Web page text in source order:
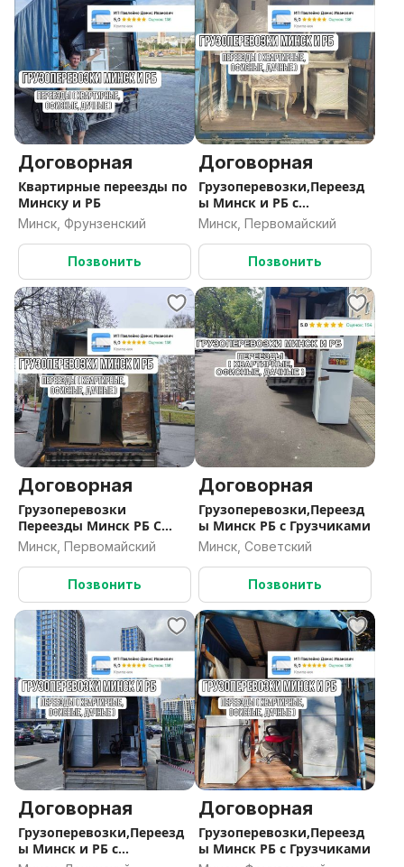
Договорная
Квартирные переезды по
Минску и РБ
Минск, Фрунзенский
Позвонить
Договорная
Грузоперевозки,Переезд
ы Минск и РБ с
Грузчиками
Минск, Первомайский
Позвонить
Договорная
Грузоперевозки
Переезды Минск РБ С
Грузчиками
Минск, Первомайский
Позвонить
Договорная
Грузоперевозки,Переезд
ы Минск РБ с Грузчиками
Минск, Советский
Позвонить
Договорная
Грузоперевозки,Переезд
ы Минск и РБ с
Договорная
Грузоперевозки,Переезд
ы Минск РБ с Грузчиками